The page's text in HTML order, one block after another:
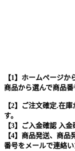
【1】ホームページ
商品から選んで商品
【2】ご注文確定.在
す。
【3】ご入金確認 入
【4】商品発送、商
番号をメールで連絡い